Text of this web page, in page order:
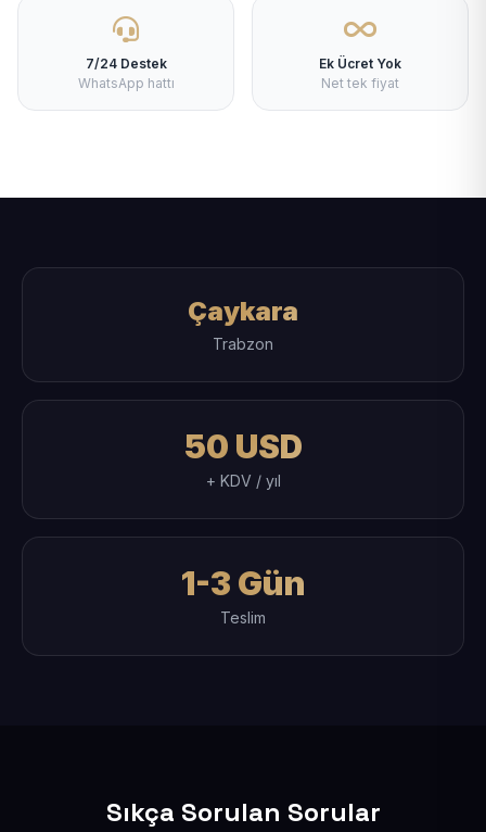
7/24 Destek
WhatsApp hattı
Ek Ücret Yok
Net tek fiyat
Çaykara
Trabzon
50 USD
+ KDV / yıl
1-3 Gün
Teslim
Sıkça Sorulan Sorular